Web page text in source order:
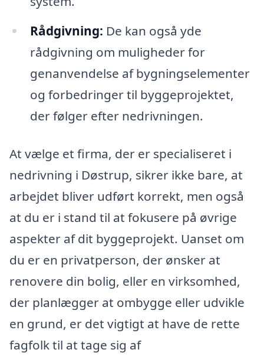
Rådgivning: De kan også yde
rådgivning om muligheder for
genanvendelse af bygningselementer
og forbedringer til byggeprojektet,
der følger efter nedrivningen.
At vælge et firma, der er specialiseret i
nedrivning i Døstrup, sikrer ikke bare, at
arbejdet bliver udført korrekt, men også
at du er i stand til at fokusere på øvrige
aspekter af dit byggeprojekt. Uanset om
du er en privatperson, der ønsker at
renovere din bolig, eller en virksomhed,
der planlægger at ombygge eller udvikle
en grund, er det vigtigt at have de rette
fagfolk til at tage sig af